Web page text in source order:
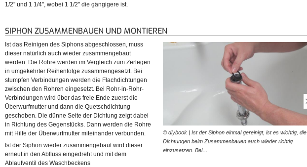
1/2'' und 1 1/4'', wobei 1 1/2" die gängigere ist.
SIPHON ZUSAMMENBAUEN UND MONTIEREN
© diybook | Ist der Siphon einmal gereinigt, ist es wichtig, die
Dichtungen beim Zusammenbauen auch wieder richtig
einzusetzen. Bei…
Ist das Reinigen des Siphons abgeschlossen, muss
dieser natürlich auch wieder zusammengebaut
werden. Die Rohre werden im Vergleich zum Zerlegen
in umgekehrter Reihenfolge zusammengesetzt. Bei
stumpfen Verbindungen werden die Flachdichtungen
zwischen den Rohren eingesetzt. Bei Rohr-in-Rohr-
Verbindungen wird über das freie Ende zuerst die
Überwurfmutter und dann die Quetschdichtung
geschoben. Die dünne Seite der Dichtung zeigt dabei
in Richtung des Gegenstücks. Dann werden die Rohre
mit Hilfe der Überwurfmutter miteinander verbunden.
Ist der Siphon wieder zusammengebaut wird dieser
erneut in den Abfluss eingedreht und mit dem
Ablaufventil des Waschbeckens